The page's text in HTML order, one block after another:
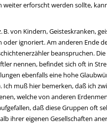
weiter erforscht werden sollte,
von Kindern, Geisteskranken,
ignoriert. Am anderen Ende
beanspruchen.
nennen, befindet sich oft in
ebenfalls eine hohe
Ich muß hier bemerken, daß ich
welche von anderen
daß diese Gruppen oft
ihrer eigenen Gesellschaften